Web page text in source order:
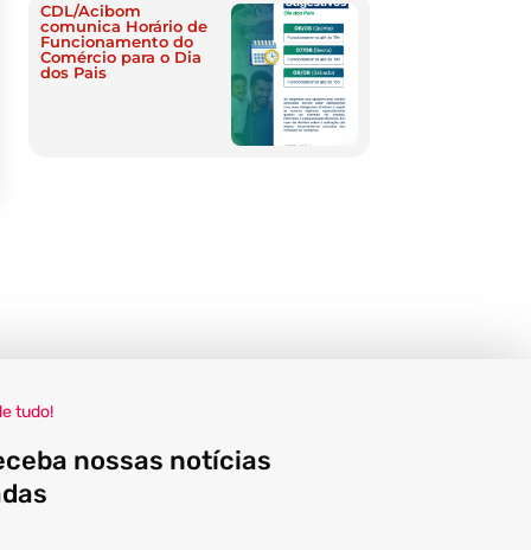
CDL/Acibom
comunica Horário de
Funcionamento do
Comércio para o Dia
dos Pais
tudo!
nossas notícias